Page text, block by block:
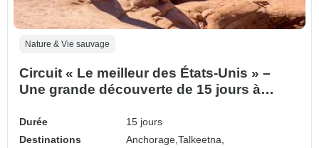
Nature & Vie sauvage
Circuit « Le meilleur des États-Unis » –
Une grande découverte de 15 jours à
Durée
15 jours
Destinations
Anchorage,Talkeetna,